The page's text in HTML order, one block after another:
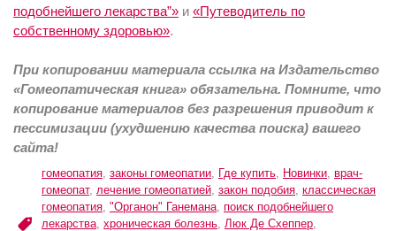
подобнейшего лекарства”» и «Путеводитель по
собственному здоровью».
При копировании материала ссылка на Издательство
«Гомеопатическая книга» обязательна. Помните, что
копирование материалов без разрешения приводит к
пессимизации (ухудшению качества поиска) вашего
сайта!
гомеопатия, законы гомеопатии, Где купить, Новинки, врач-
гомеопат, лечение гомеопатией, закон подобия, классическая
гомеопатия, "Органон" Ганемана, поиск подобнейшего
лекарства, хроническая болезнь, Люк Де Схеппер,